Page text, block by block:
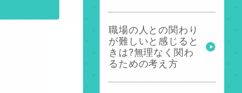
職場の人との関わり
が難しいと感じると
きは?無理なく関わ
るための考え方